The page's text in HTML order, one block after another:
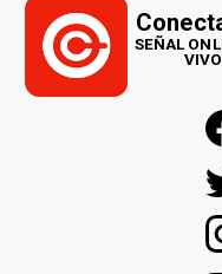
SEÑAL
VIVO